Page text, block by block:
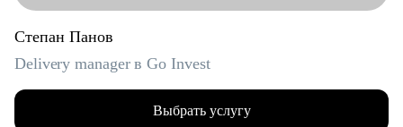
Степан Панов
Delivery manager в Go Invest
Выбрать услугу